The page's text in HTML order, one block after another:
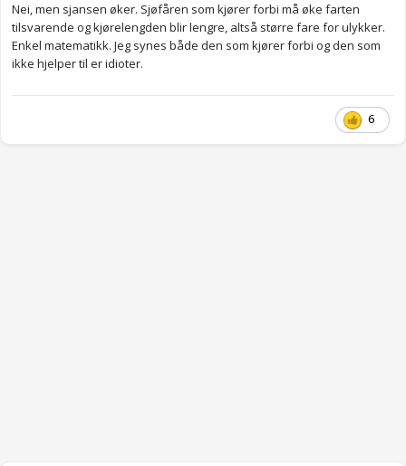
Nei, men sjansen øker. Sjøfåren som kjører forbi må øke farten
tilsvarende og kjørelengden blir lengre, altså større fare for ulykker.
Enkel matematikk. Jeg synes både den som kjører forbi og den som
ikke hjelper til er idioter.
6